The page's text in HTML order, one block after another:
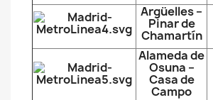
Argüelles –
Pinar de
Chamartín
Alameda de
Osuna –
Casa de
Campo